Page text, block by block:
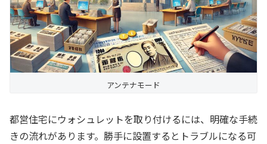
アンテナモード
都営住宅にウォシュレットを取り付けるには、明確な手続
きの流れがあります。勝手に設置するとトラブルになる可